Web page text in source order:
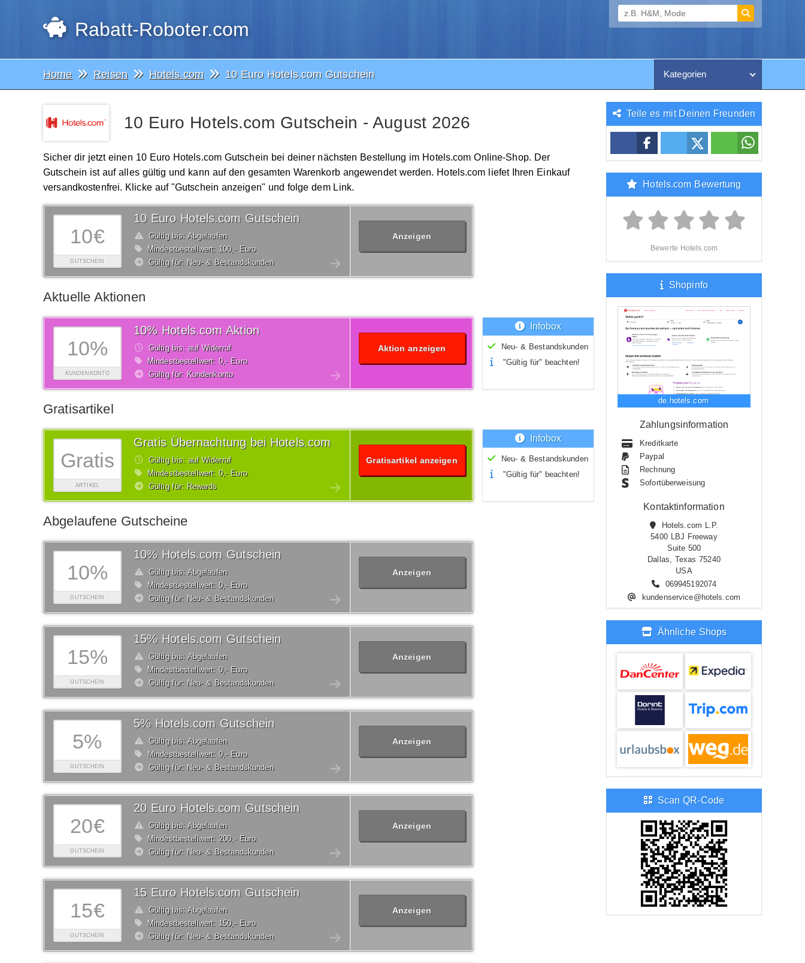
Rabatt-Roboter.com
Home Reisen Hotels.com 10 Euro Hotels.com Gutschein Kategorien
10 Euro Hotels.com Gutschein - August 2026
Sicher dir jetzt einen 10 Euro Hotels.com Gutschein bei deiner nächsten Bestellung im Hotels.com Online-Shop. Der
Gutschein ist auf alles gültig und kann auf den gesamten Warenkorb angewendet werden. Hotels.com liefet Ihren Einkauf
versandkostenfrei. Klicke auf "Gutschein anzeigen" und folge dem Link.
10€
GUTSCHEIN
10 Euro Hotels.com Gutschein
Gültig bis: Abgelaufen
Mindestbestellwert: 100,- Euro
Gültig für: Neu- & Bestandskunden
Anzeigen
Aktuelle Aktionen
10%
KUNDENKONTO
10% Hotels.com Aktion
Gültig bis: auf Widerruf
Mindestbestellwert: 0,- Euro
Gültig für: Kundenkonto
Aktion anzeigen
Infobox
Neu- & Bestandskunden
"Gültig für" beachten!
Gratisartikel
Gratis
ARTIKEL
Gratis Übernachtung bei Hotels.com
Gültig bis: auf Widerruf
Mindestbestellwert: 0,- Euro
Gültig für: Rewards
Gratisartikel anzeigen
Infobox
Neu- & Bestandskunden
"Gültig für" beachten!
Abgelaufene Gutscheine
10%
GUTSCHEIN
10% Hotels.com Gutschein
Gültig bis: Abgelaufen
Mindestbestellwert: 0,- Euro
Gültig für: Neu- & Bestandskunden
Anzeigen
15%
GUTSCHEIN
15% Hotels.com Gutschein
Gültig bis: Abgelaufen
Mindestbestellwert: 0,- Euro
Gültig für: Neu- & Bestandskunden
Anzeigen
5%
GUTSCHEIN
5% Hotels.com Gutschein
Gültig bis: Abgelaufen
Mindestbestellwert: 0,- Euro
Gültig für: Neu- & Bestandskunden
Anzeigen
20€
GUTSCHEIN
20 Euro Hotels.com Gutschein
Gültig bis: Abgelaufen
Mindestbestellwert: 200,- Euro
Gültig für: Neu- & Bestandskunden
Anzeigen
15€
GUTSCHEIN
15 Euro Hotels.com Gutschein
Gültig bis: Abgelaufen
Mindestbestellwert: 150,- Euro
Gültig für: Neu- & Bestandskunden
Anzeigen
Teile es mit Deinen Freunden
Hotels.com Bewertung
Bewerte Hotels.com
Shopinfo
de.hotels.com
Zahlungsinformation
Kreditkarte
Paypal
Rechnung
Sofortüberweisung
Kontaktinformation
Hotels.com L.P.
5400 LBJ Freeway
Suite 500
Dallas, Texas 75240
USA
069945192074
kundenservice@hotels.com
Ähnliche Shops
Scan QR-Code